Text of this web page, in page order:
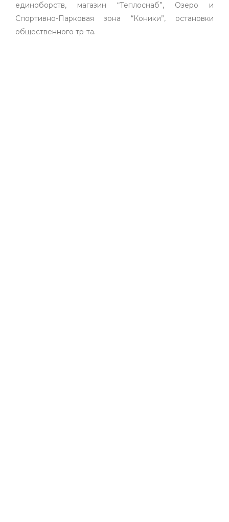
единоборств, магазин “Теплоснаб”, Озеро и
Спортивно-Парковая зона “Коники”, остановки
общественного тр-та.